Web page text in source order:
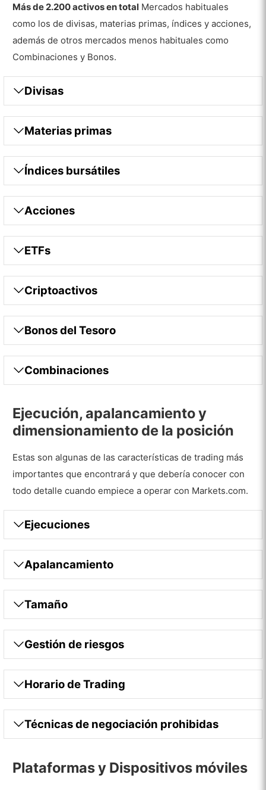
Más de 2.200 activos en total Mercados habituales
como los de divisas, materias primas, índices y acciones,
además de otros mercados menos habituales como
Combinaciones y Bonos.
Divisas
Materias primas
Índices bursátiles
Acciones
ETFs
Criptoactivos
Bonos del Tesoro
Combinaciones
Ejecución, apalancamiento y
dimensionamiento de la posición
Estas son algunas de las características de trading más
importantes que encontrará y que debería conocer con
todo detalle cuando empiece a operar con Markets.com.
Ejecuciones
Apalancamiento
Tamaño
Gestión de riesgos
Horario de Trading
Técnicas de negociación prohibidas
Plataformas y Dispositivos móviles